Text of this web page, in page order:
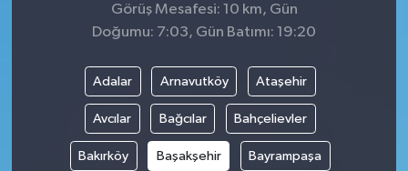
Görüş Mesafesi: 10 km, Gün
Doğumu: 7:03, Gün Batımı: 19:20
Adalar Arnavutköy Ataşehir
Avcılar Bağcılar Bahçelievler
Bakırköy Başakşehir Bayrampaşa